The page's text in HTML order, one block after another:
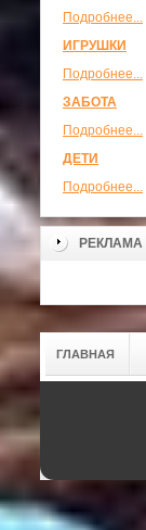
Подробнее...
ИГРУШКИ
Подробнее...
ЗАБОТА
Подробнее...
ДЕТИ
Подробнее...
РЕКЛАМА
ГЛАВНАЯ